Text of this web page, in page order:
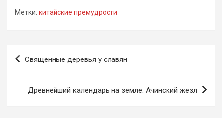
Метки: китайские премудрости
Навигация
Священные деревья у славян
Древнейший календарь на земле. Ачинский жезл